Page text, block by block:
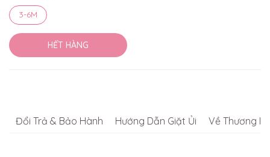
3-6M
HẾT HÀNG
Đổi Trả & Bảo Hành Hướng Dẫn Giặt Ủi Về Thương